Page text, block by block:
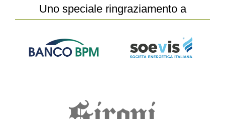
Uno speciale ringraziamento a